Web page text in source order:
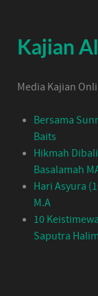
Kajian
Media Kajian
Bersama
Baits
Hikmah
Basalamah
Hari Asyura
M.A
10
Saputra